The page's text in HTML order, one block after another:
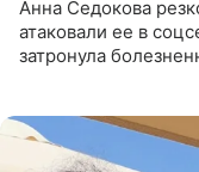
Анна Седокова
атаковали ее в
затронула